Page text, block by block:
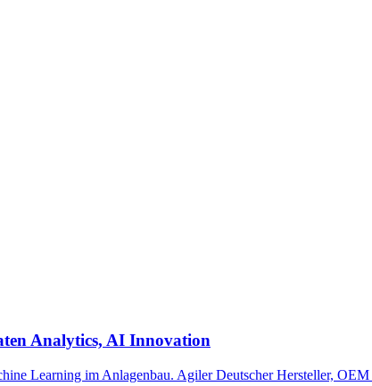
Analytics, AI Innovation
Learning im Anlagenbau. Agiler Deutscher Hersteller, OEM